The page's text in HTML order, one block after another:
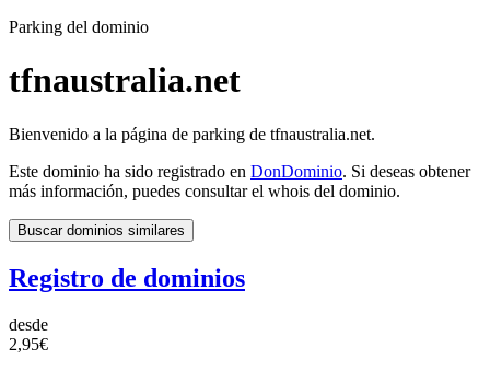
Parking del dominio
tfnaustralia.net
Bienvenido a la página de parking de tfnaustralia.net.
Este dominio ha sido registrado en DonDominio. Si deseas obtener
más información, puedes consultar el whois del dominio.
Buscar dominios similares
Registro de dominios
desde
2,95€